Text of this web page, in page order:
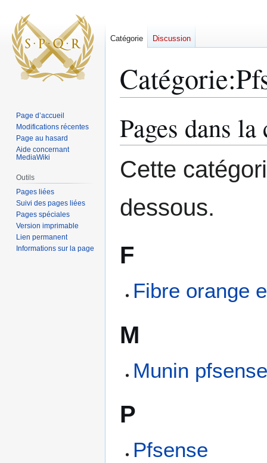
Catégorie:
Pages dans
Cette
dessous.
F
Fibre orange
M
Munin
P
Pfsense
Catégorie Discussion
Page d’accueil
Modifications récentes
Page au hasard
Aide concernant
MediaWiki
Outils
Pages liées
Suivi des pages liées
Pages spéciales
Version imprimable
Lien permanent
Informations sur la page